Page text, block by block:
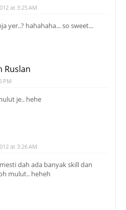
at 3:25 AM
yer..? hahahaha... so sweet...
Ruslan
PM
je.. hehe
at 3:26 AM
dah ada banyak skill dan
mulut.. heheh